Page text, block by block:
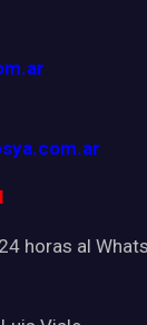
horas al